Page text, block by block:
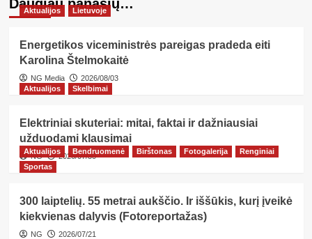
Daugiau panašių…
Aktualijos Lietuvoje
Energetikos viceministrės pareigas pradeda eiti
Karolina Štelmokaitė
NG Media
2026/08/03
Aktualijos
Skelbimai
Elektriniai skuteriai: mitai, faktai ir dažniausiai
užduodami klausimai
NG 2026/07/30
Aktualijos Bendruomenė Birštonas Fotogalerija
Renginiai
Sportas
300 laiptelių. 55 metrai aukščio. Ir iššūkis, kurį įveikė
kiekvienas dalyvis (Fotoreportažas)
NG 2026/07/21